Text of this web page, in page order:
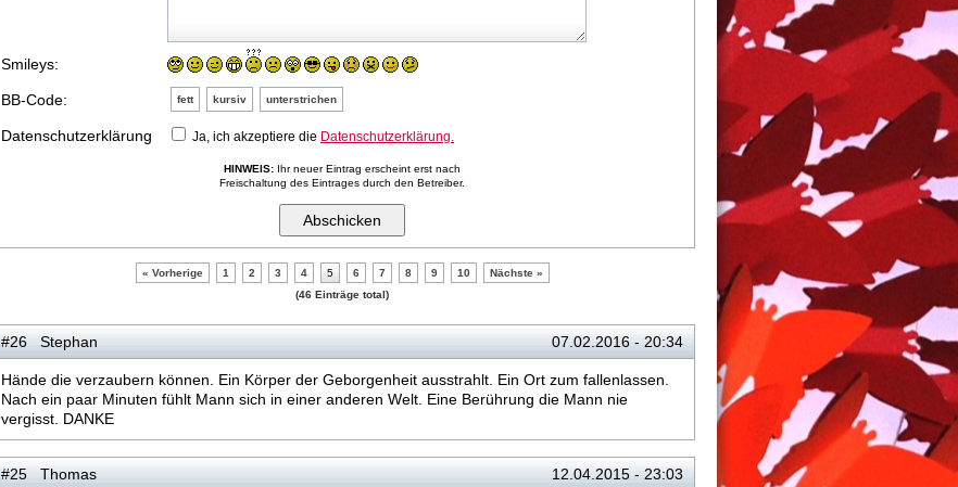
Smileys:
BB-Code: fett kursiv unterstrichen
Datenschutzerklärung Ja, ich akzeptiere die Datenschutzerklärung.
HINWEIS: Ihr neuer Eintrag erscheint erst nach
Freischaltung des Eintrages durch den Betreiber.
« Vorherige 1 2 3 4 5 6 7 8 9 10
Nächste »
(46 Einträge total)
#26 Stephan 07.02.2016 - 20:34
Hände die verzaubern können. Ein Körper der Geborgenheit ausstrahlt. Ein Ort zum fallenlassen.
Nach ein paar Minuten fühlt Mann sich in einer anderen Welt. Eine Berührung die Mann nie
vergisst. DANKE
#25 Thomas 12.04.2015 - 23:03